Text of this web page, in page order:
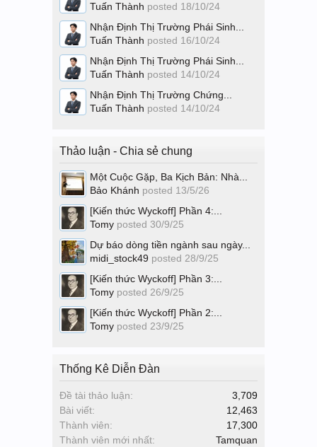
Tuấn Thành posted 18/10/24
Nhận Định Thị Trường Phái Sinh...
Tuấn Thành posted 16/10/24
Nhận Định Thị Trường Phái Sinh...
Tuấn Thành posted 14/10/24
Nhận Định Thị Trường Chứng...
Tuấn Thành posted 14/10/24
Thảo luận - Chia sẻ chung
Một Cuộc Gặp, Ba Kịch Bản: Nhà...
Bảo Khánh posted 13/5/26
[Kiến thức Wyckoff] Phần 4:...
Tomy posted 30/9/25
Dự báo dòng tiền ngành sau ngày...
midi_stock49 posted 28/9/25
[Kiến thức Wyckoff] Phần 3:...
Tomy posted 26/9/25
[Kiến thức Wyckoff] Phần 2:...
Tomy posted 23/9/25
Thống Kê Diễn Đàn
Đề tài thảo luận:
3,709
Bài viết:
12,463
Thành viên:
17,300
Thành viên mới nhất:
Tamquan